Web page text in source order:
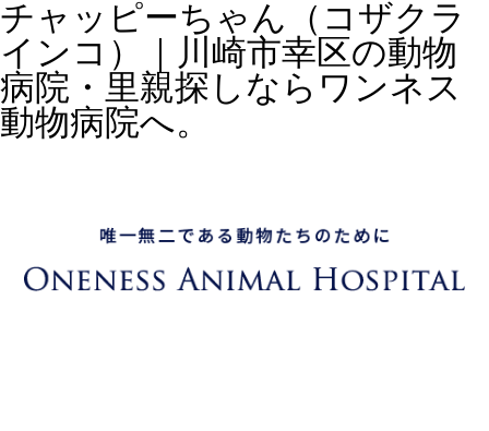
チャッピーちゃん（コザクラ
インコ）｜川崎市幸区の動物
病院・里親探しならワンネス
動物病院へ。